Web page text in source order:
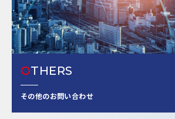
OTHERS
その他のお問い合わせ